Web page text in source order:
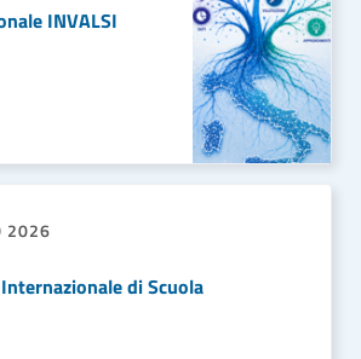
INVALSI
2026
di Scuola